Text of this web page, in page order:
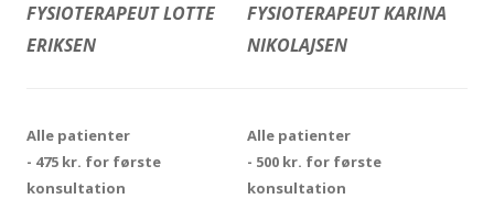
FYSIOTERAPEUT LOTTE
ERIKSEN
FYSIOTERAPEUT KARINA
NIKOLAJSEN
Alle patienter
- 475 kr. for første
konsultation
Alle patienter
- 500 kr. for første
konsultation